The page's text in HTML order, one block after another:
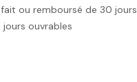
ou remboursé de 30 jours
ouvrables